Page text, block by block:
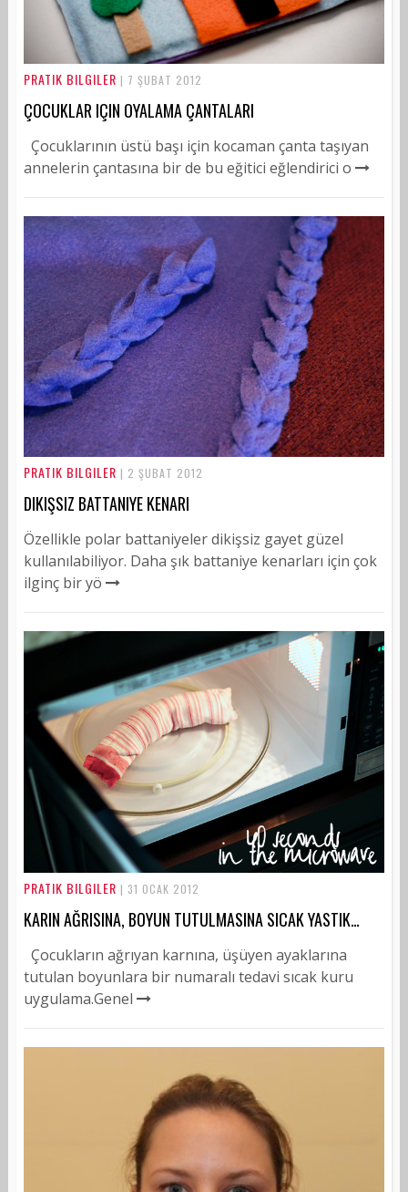
PRATIK BILGILER | 7 ŞUBAT 2012
ÇOCUKLAR IÇIN OYALAMA ÇANTALARI
Çocuklarının üstü başı için kocaman çanta taşıyan
annelerin çantasına bir de bu eğitici eğlendirici o
PRATIK BILGILER | 2 ŞUBAT 2012
DIKIŞSIZ BATTANIYE KENARI
Özellikle polar battaniyeler dikişsiz gayet güzel
kullanılabiliyor. Daha şık battaniye kenarları için çok
ilginç bir yö
PRATIK BILGILER | 31 OCAK 2012
KARIN AĞRISINA, BOYUN TUTULMASINA SICAK YASTIK…
Çocukların ağrıyan karnına, üşüyen ayaklarına
tutulan boyunlara bir numaralı tedavi sıcak kuru
uygulama.Genel